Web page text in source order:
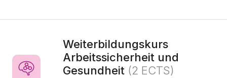
Weiterbildungskurs
Arbeitssicherheit und
Gesundheit (2 ECTS)